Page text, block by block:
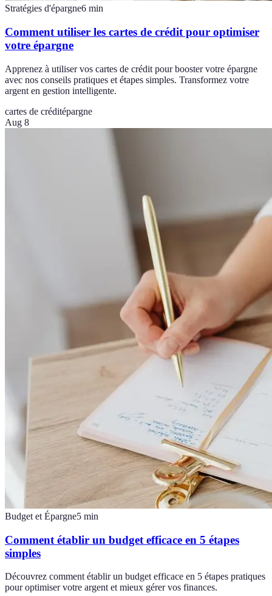
Stratégies d'épargne6 min
Comment utiliser les cartes de crédit pour optimiser
votre épargne
Apprenez à utiliser vos cartes de crédit pour booster votre épargne
avec nos conseils pratiques et étapes simples. Transformez votre
argent en gestion intelligente.
cartes de créditépargne
Aug 8
Budget et Épargne5 min
Comment établir un budget efficace en 5 étapes
simples
Découvrez comment établir un budget efficace en 5 étapes pratiques
pour optimiser votre argent et mieux gérer vos finances.